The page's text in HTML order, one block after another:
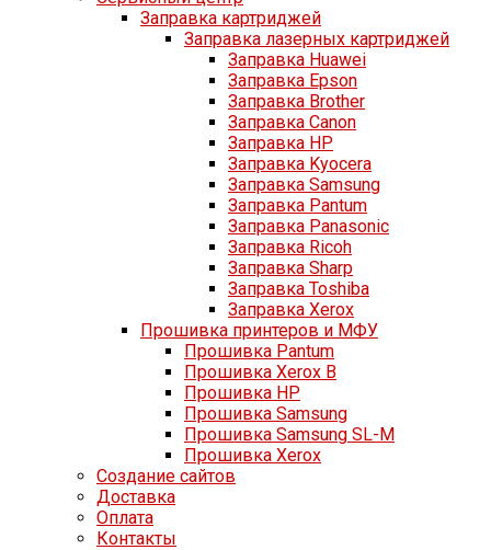
Заправка картриджей
Заправка лазерных картриджей
Заправка Huawei
Заправка Epson
Заправка Brother
Заправка Canon
Заправка HP
Заправка Kyocera
Заправка Samsung
Заправка Pantum
Заправка Panasonic
Заправка Ricoh
Заправка Sharp
Заправка Toshiba
Заправка Xerox
Прошивка принтеров и МФУ
Прошивка Pantum
Прошивка Xerox B
Прошивка HP
Прошивка Samsung
Прошивка Samsung SL-M
Прошивка Xerox
Создание сайтов
Доставка
Оплата
Контакты